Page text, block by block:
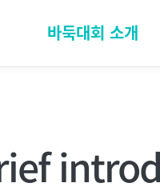
메
바둑대회 소개